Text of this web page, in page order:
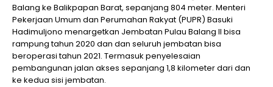
Balang ke Balikpapan Barat, sepanjang 804 meter. Menteri
Pekerjaan Umum dan Perumahan Rakyat (PUPR) Basuki
Hadimuljono menargetkan Jembatan Pulau Balang II bisa
rampung tahun 2020 dan dan seluruh jembatan bisa
beroperasi tahun 2021. Termasuk penyelesaian
pembangunan jalan akses sepanjang 1,8 kilometer dari dan
ke kedua sisi jembatan.